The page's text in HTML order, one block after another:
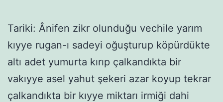
Tariki: Ânifen zikr olunduğu vechile yarım
kıyye rugan-ı sadeyi oğuşturup köpürdükte
altı adet yumurta kırıp çalkandıkta bir
vakıyye asel yahut şekeri azar koyup tekrar
çalkandıkta bir kıyye miktarı irmiği dahi